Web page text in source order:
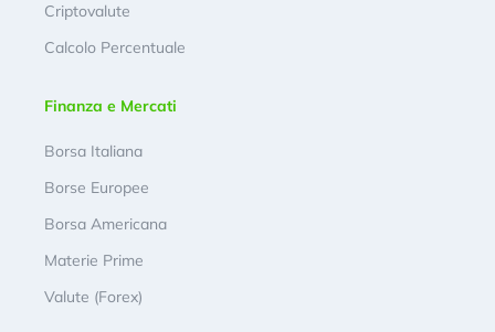
Criptovalute
Calcolo Percentuale
Finanza e Mercati
Borsa Italiana
Borse Europee
Borsa Americana
Materie Prime
Valute (Forex)